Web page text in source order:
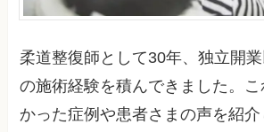
柔道整復師として30年、独立開
の施術経験を積んできました。
かった症例や患者さまの声を紹介